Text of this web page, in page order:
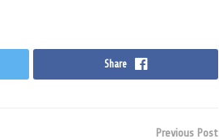
Share
Previous Post